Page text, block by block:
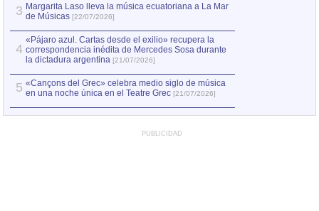
3 Margarita Laso lleva la música ecuatoriana a La Mar
de Músicas [22/07/2026]
4
«Pájaro azul. Cartas desde el exilio» recupera la
correspondencia inédita de Mercedes Sosa durante
la dictadura argentina [21/07/2026]
5 «Cançons del Grec» celebra medio siglo de música
en una noche única en el Teatre Grec [21/07/2026]
PUBLICIDAD